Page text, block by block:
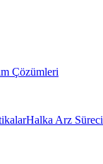
Çözümleri
Halka Arz Süreci